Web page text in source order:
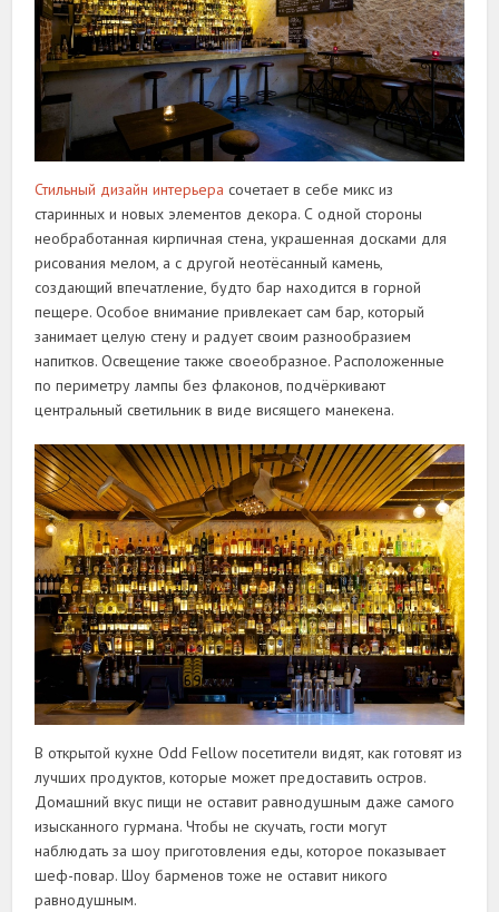
Стильный дизайн интерьерасочетает в себе микс из
старинных и новых элементов декора. С одной стороны
необработанная кирпичная стена, украшенная досками для
рисования мелом, а с другой неотёсанный камень,
создающий впечатление, будто бар находится в горной
пещере. Особое внимание привлекает сам бар, который
занимает целую стену и радует своим разнообразием
напитков. Освещение также своеобразное. Расположенные
по периметру лампы без флаконов, подчёркивают
центральный светильник в виде висящего манекена.
В открытой кухне Odd Fellow посетители видят, как готовят из
лучших продуктов, которые может предоставить остров.
Домашний вкус пищи не оставит равнодушным даже самого
изысканного гурмана. Чтобы не скучать, гости могут
наблюдать за шоу приготовления еды, которое показывает
шеф-повар. Шоу барменов тоже не оставит никого
равнодушным.